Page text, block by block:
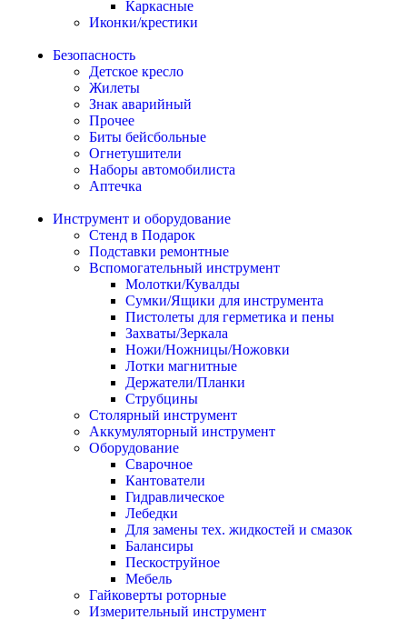
Каркасные
Иконки/крестики
Безопасность
Детское кресло
Жилеты
Знак аварийный
Прочее
Биты бейсбольные
Огнетушители
Наборы автомобилиста
Аптечка
Инструмент и оборудование
Стенд в Подарок
Подставки ремонтные
Вспомогательный инструмент
Молотки/Кувалды
Сумки/Ящики для инструмента
Пистолеты для герметика и пены
Захваты/Зеркала
Ножи/Ножницы/Ножовки
Лотки магнитные
Держатели/Планки
Струбцины
Столярный инструмент
Аккумуляторный инструмент
Оборудование
Сварочное
Кантователи
Гидравлическое
Лебедки
Для замены тех. жидкостей и смазок
Балансиры
Пескоструйное
Мебель
Гайковерты роторные
Измерительный инструмент